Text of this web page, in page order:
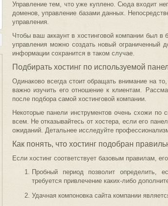
Управление тем, что уже куплено. Сюда входит
доменов, управление базами данных.
управления.
Чтобы ваш аккаунт в хостинговой компании был в
управления можно создать новый ограниченный
информации сохранится в таком случае.
Подбирать хостинг по используемой
Одинаково всегда стоит обращать внимание на
важно изучить его отношение к клиентам.
после подбора самой хостинговой компании.
Некоторые панели инструментов очень схожи по
всем. Не отказывайтесь от хостера, если его
ожиданий. Детальнее исследуйте
Как понять, что хостинг подобран
Если хостинг соответствует базовым правилам,
Пробный период позволит определить,
требуется привлечение каких-либо
Удачная компоновка сайта компании